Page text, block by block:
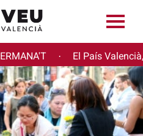
· El País